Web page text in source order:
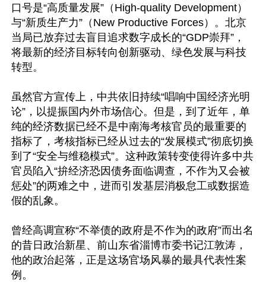
口号是“高质量发展”（High-quality Development）
与“新质生产力”（New Productive Forces）。北京
当局已放弃过去盲目追求数字成长的“GDP崇拜”，
将最新的经济目标转向创新驱动、绿色发展与科技
转型。
虽然官方宣传上，中共依旧持续“唱响中国经济光明
论”，以提振国内外市场信心。但是，到了近年，单
纯的经济数据已经不是中南海考核官员的最重要的
指标了，考核指标已经从过去的“发展模式”彻底切换
到了“安全与维稳模式”。这种政策转变使得许多中共
官员陷入“拚经济恐因债务面临调查，不作为又会被
惩处”的两难之中，进而引发基层消极怠工或数据造
假的乱象。
曾经高调宣称“不举债的政府是不作为的政府”而出名
的昔日政治新星、前山东省淄博市委书记江敦涛，
他的政治起落，正是这场官场风暴的最具代表性案
例。